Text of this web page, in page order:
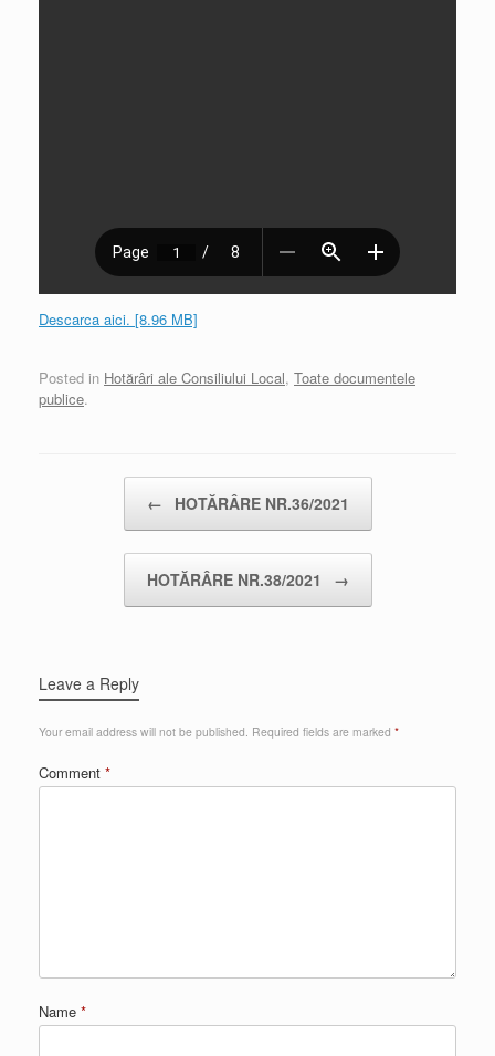
Descarca aici. [8.96 MB]
Posted in Hotărâri ale Consiliului Local, Toate documentele
publice.
← HOTĂRÂRE NR.36/2021
HOTĂRÂRE NR.38/2021 →
Leave a Reply
Your email address will not be published. Required fields are marked *
Comment *
Name *